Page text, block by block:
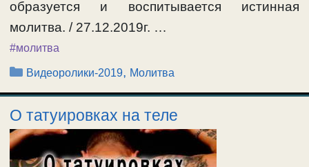
образуется и воспитывается истинная
молитва. / 27.12.2019г. …
#молитва
Рубрики
Видеоролики-2019, Молитва
О татуировках на теле